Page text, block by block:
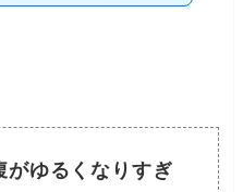
ゆるくなりすぎ